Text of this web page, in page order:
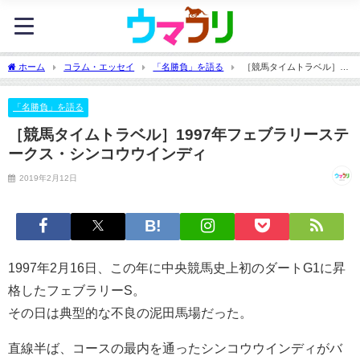
ホーム コラム・エッセイ 「名勝負」を語る
［競馬タイムトラベル］
1997年フェブラリーステークス・シンコウウインディ
「名勝負」を語る
［競馬タイムトラベル］1997年フェブラリーステ
ークス・シンコウウインディ
2019年2月12日
1997年2月16日、この年に中央競馬史上初のダートG1に昇
格したフェブラリーS。
その日は典型的な不良の泥田馬場だった。
直線半ば、コースの最内を通ったシンコウウインディがバ